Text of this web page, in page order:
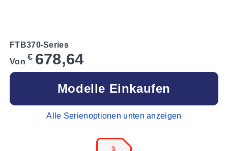
FTB370-Series
Von € 678,64
Modelle Einkaufen
Alle Serienoptionen unten anzeigen